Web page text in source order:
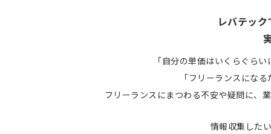
レバテッ
「自分の単価はいくらぐら
「フリーランスにな
フリーランスにまつわる不安や疑問に、
情報収集した